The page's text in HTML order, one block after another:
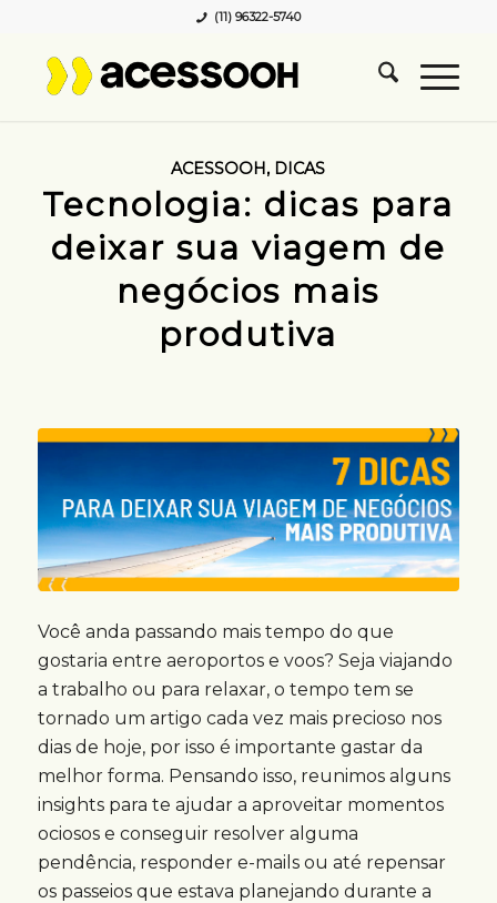
(11) 96322-5740
ACESSOOH, DICAS
Tecnologia: dicas para
deixar sua viagem de
negócios mais
produtiva
Você anda passando mais tempo do que
gostaria entre aeroportos e voos? Seja viajando
a trabalho ou para relaxar, o tempo tem se
tornado um artigo cada vez mais precioso nos
dias de hoje, por isso é importante gastar da
melhor forma. Pensando isso, reunimos alguns
insights para te ajudar a aproveitar momentos
ociosos e conseguir resolver alguma
pendência, responder e-mails ou até repensar
os passeios que estava planejando durante a